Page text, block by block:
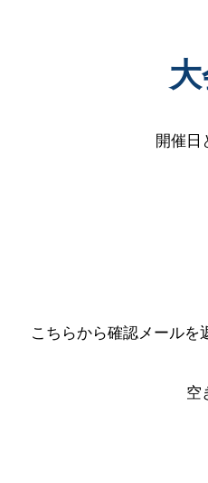
開催日
こちらから確認メール
空